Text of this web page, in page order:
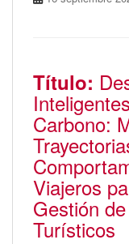
Título:
Carbono:
Viajeros
Gestión
Turísticos